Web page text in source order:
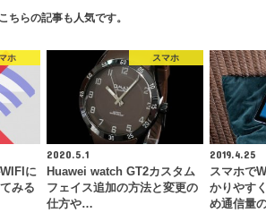
こちらの記事も人気です。
ホ
に
みる
スマホ
2020.5.1
Huawei watch GT2カスタム
フェイス追加の方法と変更の
仕方や…
2019.4.25
スマホで
かりやす
め通信量